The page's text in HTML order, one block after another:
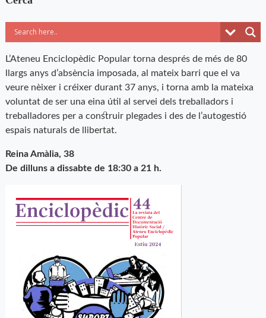
L’Ateneu Enciclopèdic Popular torna després de més de 80
llargs anys d’absència imposada, al mateix barri que el va
veure nèixer i créixer durant 37 anys, i torna amb la mateixa
voluntat de ser una eina útil al servei dels treballadors i
treballadores per a construir plegades i des de l’autogestió
espais naturals de llibertat.
Reina Amàlia, 38
De dilluns a dissabte de 18:30 a 21 h.